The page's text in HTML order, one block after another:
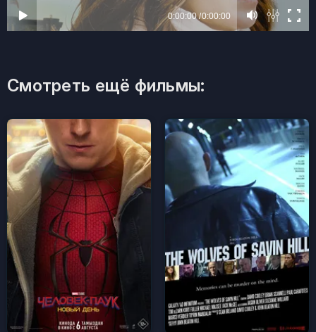
Смотреть ещё фильмы: